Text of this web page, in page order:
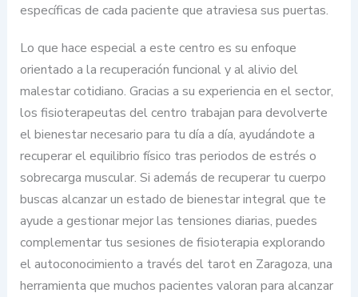
específicas de cada paciente que atraviesa sus puertas.
Lo que hace especial a este centro es su enfoque
orientado a la recuperación funcional y al alivio del
malestar cotidiano. Gracias a su experiencia en el sector,
los fisioterapeutas del centro trabajan para devolverte
el bienestar necesario para tu día a día, ayudándote a
recuperar el equilibrio físico tras periodos de estrés o
sobrecarga muscular. Si además de recuperar tu cuerpo
buscas alcanzar un estado de bienestar integral que te
ayude a gestionar mejor las tensiones diarias, puedes
complementar tus sesiones de fisioterapia explorando
el autoconocimiento a través del tarot en Zaragoza, una
herramienta que muchos pacientes valoran para alcanzar